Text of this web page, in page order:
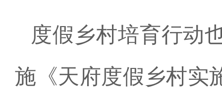
度假乡村培育行动
施《天府度假乡村实